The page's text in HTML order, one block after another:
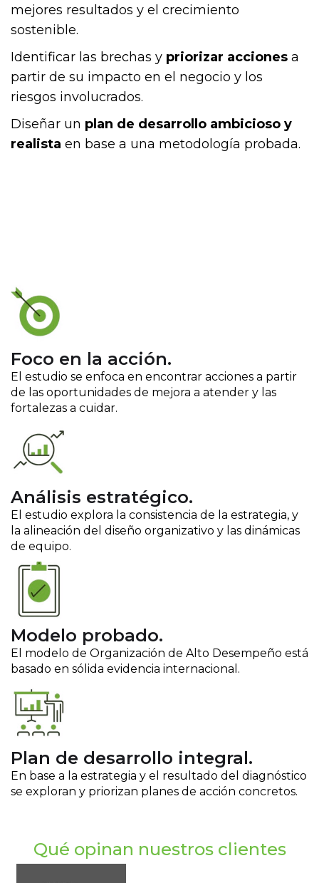
mejores resultados y el crecimiento
sostenible.
Identificar las brechas y priorizar acciones a
partir de su impacto en el negocio y los
riesgos involucrados.
Diseñar un plan de desarrollo ambicioso y
realista en base a una metodología probada.
Foco en la acción.
El estudio se enfoca en encontrar acciones a partir
de las oportunidades de mejora a atender y las
fortalezas a cuidar.
Análisis estratégico.
El estudio explora la consistencia de la estrategia, y
la alineación del diseño organizativo y las dinámicas
de equipo.
Modelo probado.
El modelo de Organización de Alto Desempeño está
basado en sólida evidencia internacional.
Plan de desarrollo integral.
En base a la estrategia y el resultado del diagnóstico
se exploran y priorizan planes de acción concretos.
Qué opinan nuestros clientes